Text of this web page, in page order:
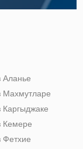
Аланье
Махмутларе
Каргыджаке
Кемере
Фетхие